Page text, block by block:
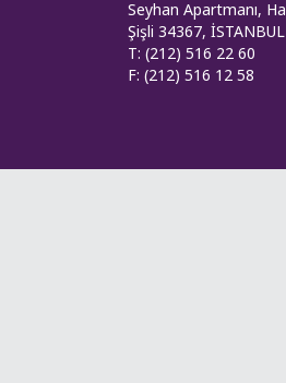
Seyhan Apartmanı,
Şişli 34367, İSTANBUL
T: (212) 516 22 60
F: (212) 516 12 58